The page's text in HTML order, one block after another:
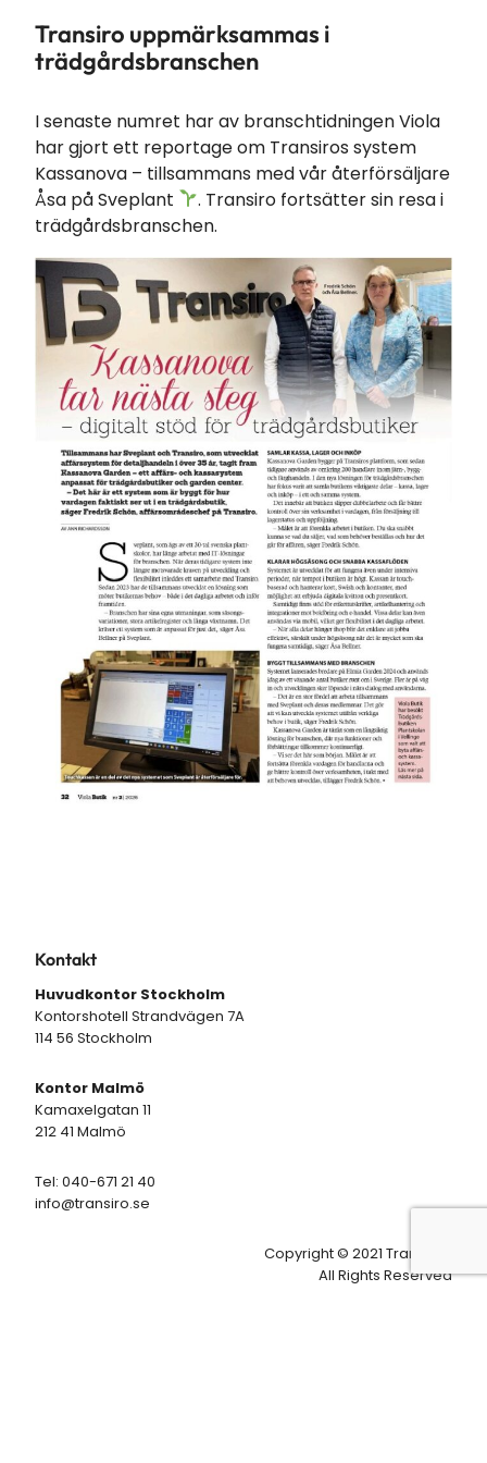
Transiro uppmärksammas i
trädgårdsbranschen
I senaste numret har av branschtidningen Viola
har gjort ett reportage om Transiros system
Kassanova – tillsammans med vår återförsäljare
Åsa på Sveplant
. Transiro fortsätter sin resa i
trädgårdsbranschen.
Kontakt
Huvudkontor Stockholm
Kontorshotell Strandvägen 7A
114 56 Stockholm
Kontor Malmö
Kamaxelgatan 11
212 41 Malmö
Tel: 040-671 21 40
info@transiro.se
Copyright © 2021 Transiro
All Rights Reserved